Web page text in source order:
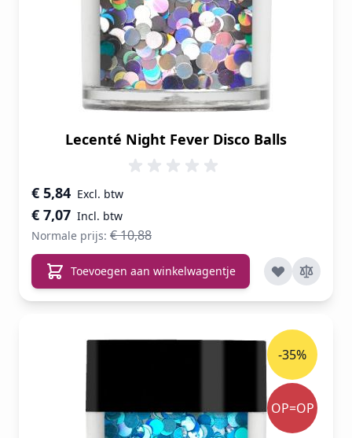
Lecenté Night Fever Disco Balls
Speciale prijs
€ 7,07
€ 5,84
Normale prijs: € 10,88
Toevoegen aan winkelwagentje
-35%
OP=OP